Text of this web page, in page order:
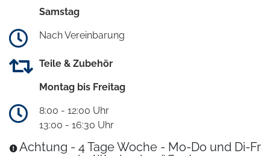
Samstag
Nach Vereinbarung
Teile & Zubehör
Montag bis Freitag
8:00 - 12:00 Uhr
13:00 - 16:30 Uhr
Achtung - 4 Tage Woche - Mo-Do und Di-Fr